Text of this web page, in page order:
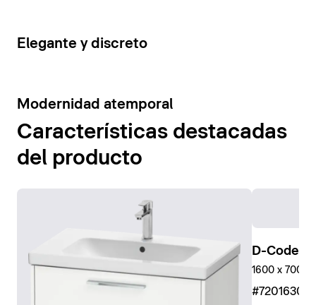
15
Elegante y discreto
10
Modernidad atemporal
Características destacadas
del producto
D-Code
1600 x 700